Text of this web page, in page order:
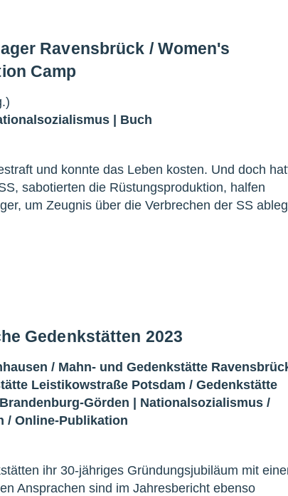
Ravensbrück / Women's
Camp
Buch
und konnte das Leben kosten. Und doch
sabotierten die Rüstungsproduktion, halfen
um Zeugnis über die Verbrechen der SS
Gedenkstätten 2023
/ Mahn- und Gedenkstätte
Leistikowstraße Potsdam / Gedenkstätte
Görden Nationalsozialismus /
/ Online-Publikation
ihr 30-jähriges Gründungsjubiläum mit
Ansprachen sind im Jahresbericht ebenso